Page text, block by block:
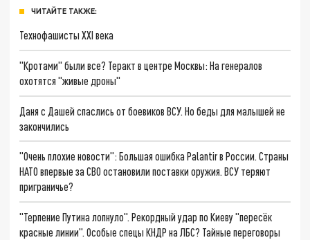
ЧИТАЙТЕ ТАКЖЕ:
Технофашисты XXI века
"Кротами" были все? Теракт в центре Москвы: На генералов
охотятся "живые дроны"
Даня с Дашей спаслись от боевиков ВСУ. Но беды для малышей не
закончились
"Очень плохие новости": Большая ошибка Palantir в России. Страны
НАТО впервые за СВО остановили поставки оружия. ВСУ теряют
приграничье?
"Терпение Путина лопнуло". Рекордный удар по Киеву "пересёк
красные линии". Особые спецы КНДР на ЛБС? Тайные переговоры